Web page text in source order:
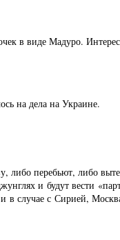
в виде Мадуро.
на дела на Украине.
перебьют, либо
и будут вести
в случае с Сирией,